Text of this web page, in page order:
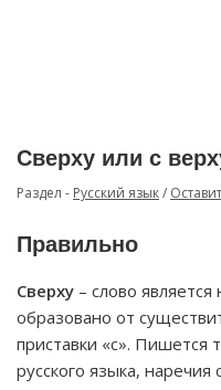
Сверху или с
Раздел - Русский язык/
Правильно
Сверху – слово
образовано от
приставки «с». Пишется
русского языка,